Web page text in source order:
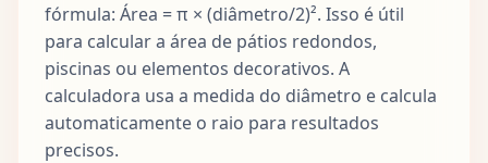
fórmula: Área = π × (diâmetro/2)². Isso é útil
para calcular a área de pátios redondos,
piscinas ou elementos decorativos. A
calculadora usa a medida do diâmetro e calcula
automaticamente o raio para resultados
precisos.